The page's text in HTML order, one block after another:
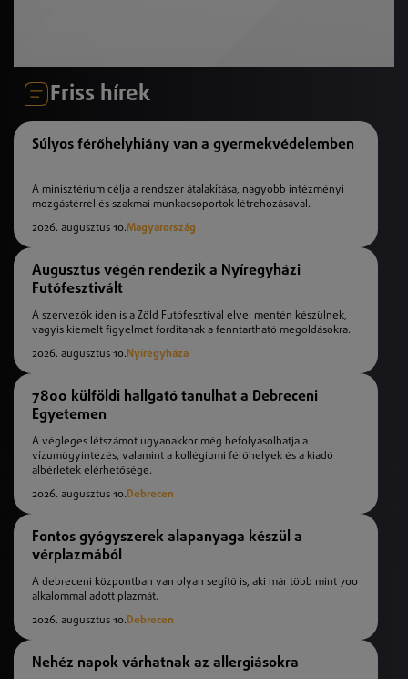
Friss hírek
Súlyos férőhelyhiány van a gyermekvédelemben
A minisztérium célja a rendszer átalakítása, nagyobb intézményi
mozgástérrel és szakmai munkacsoportok létrehozásával.
2026. augusztus 10.Magyarország
Augusztus végén rendezik a Nyíregyházi
Futófesztivált
A szervezők idén is a Zöld Futófesztivál elvei mentén készülnek,
vagyis kiemelt figyelmet fordítanak a fenntartható megoldásokra.
2026. augusztus 10.Nyíregyháza
7800 külföldi hallgató tanulhat a Debreceni
Egyetemen
A végleges létszámot ugyanakkor még befolyásolhatja a
vízumügyintézés, valamint a kollégiumi férőhelyek és a kiadó
albérletek elérhetősége.
2026. augusztus 10.Debrecen
Fontos gyógyszerek alapanyaga készül a
vérplazmából
A debreceni központban van olyan segítő is, aki már több mint 700
alkalommal adott plazmát.
2026. augusztus 10.Debrecen
Nehéz napok várhatnak az allergiásokra